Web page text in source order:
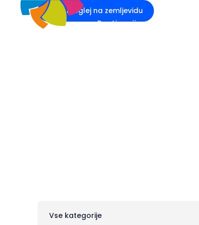
Destinacije
Preglej na zemljevidu
Vse kategorije